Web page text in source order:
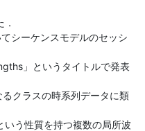
シーケンスモデルのセッシ
」というタイトルで発表
クラスの時系列データに類
う性質を持つ複数の局所波